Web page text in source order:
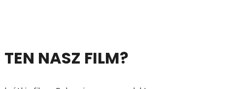
NASZ FILM?